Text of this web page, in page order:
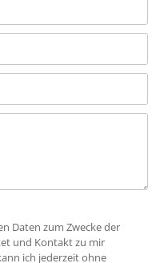
Daten zum Zwecke der
und Kontakt zu mir
ich jederzeit ohne